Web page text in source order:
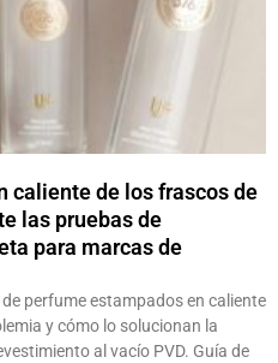
caliente de los frascos de
las pruebas de
para marcas de
perfume estampados en caliente
y cómo lo solucionan la
al vacío PVD. Guía de